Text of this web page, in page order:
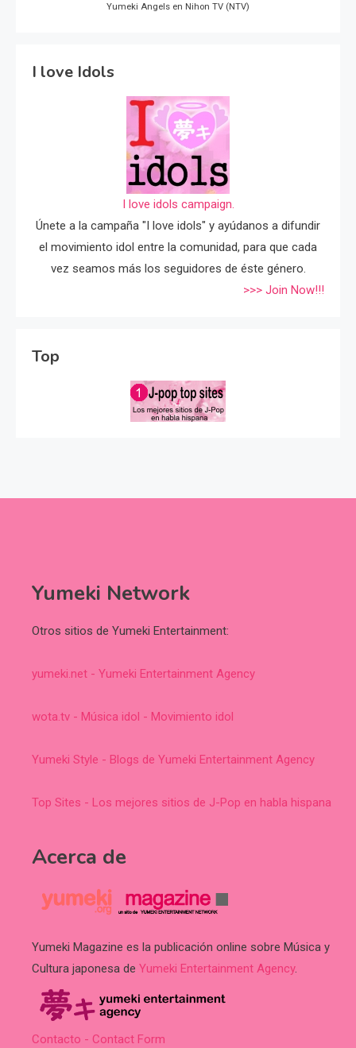
Yumeki Angels en Nihon TV (NTV)
I love Idols
I love idols campaign.
Únete a la campaña "I love idols" y ayúdanos a difundir
el movimiento idol entre la comunidad, para que cada
vez seamos más los seguidores de éste género.
>>> Join Now!!!
Top
Yumeki Network
Otros sitios de Yumeki Entertainment:
yumeki.net - Yumeki Entertainment Agency
wota.tv - Música idol - Movimiento idol
Yumeki Style - Blogs de Yumeki Entertainment Agency
Top Sites - Los mejores sitios de J-Pop en habla hispana
Acerca de
Yumeki Magazine es la publicación online sobre Música y
Cultura japonesa de Yumeki Entertainment Agency.
Contacto - Contact Form